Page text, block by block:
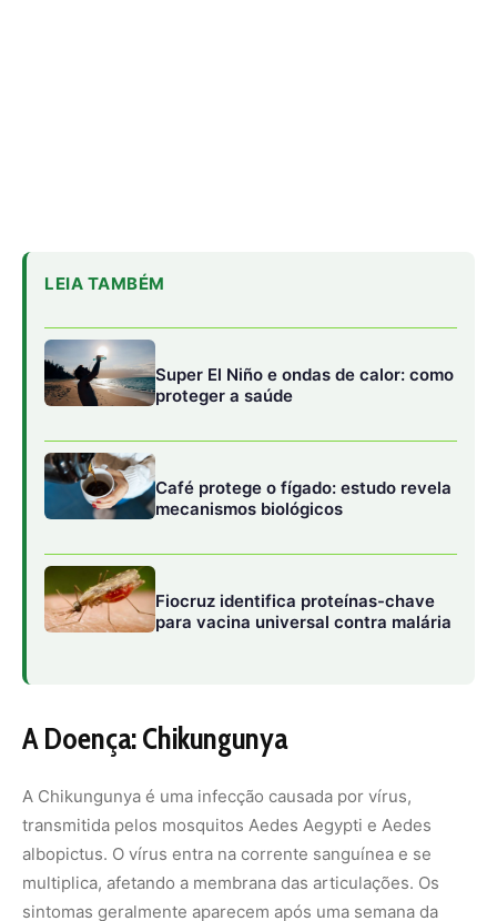
LEIA TAMBÉM
Super El Niño e ondas de calor: como
proteger a saúde
Café protege o fígado: estudo revela
mecanismos biológicos
Fiocruz identifica proteínas-chave
para vacina universal contra malária
A Doença: Chikungunya
A Chikungunya é uma infecção causada por vírus,
transmitida pelos mosquitos Aedes Aegypti e Aedes
albopictus. O vírus entra na corrente sanguínea e se
multiplica, afetando a membrana das articulações. Os
sintomas geralmente aparecem após uma semana da